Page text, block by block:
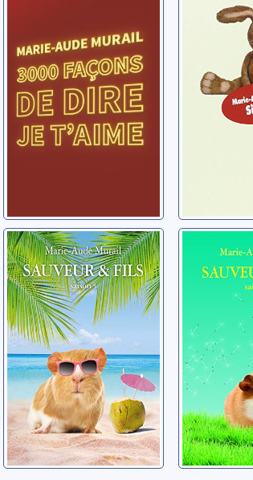
Murail, Marie-Aude
Murail,
Sauveur et fils:
05
Murail, Marie-Aude
02
Murail,